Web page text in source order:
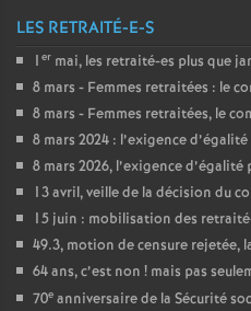
LES RETRAITÉ-E-S
1 er mai, les retraité-es plus que
8 mars - Femmes retraitées : le
8 mars - Femmes retraitées, le
8 mars 2024 : l’exigence
8 mars 2026, l’exigence
13 avril, veille de la décision du
15 juin : mobilisation des
49.3, motion de censure
64 ans, c’est non ! mais pas
70e anniversaire de la Sécurité